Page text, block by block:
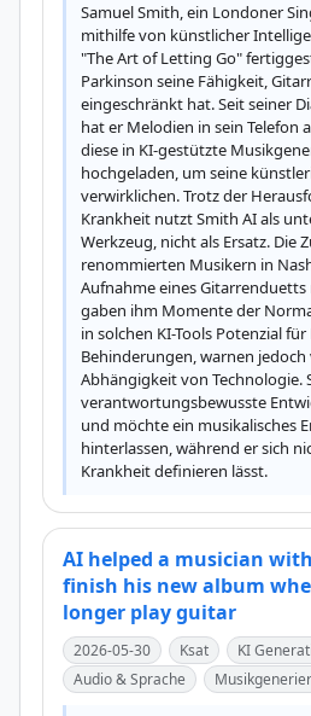
Samuel Smith, ein Londoner
mithilfe von künstlicher
"The Art of Letting Go"
Parkinson seine Fähigkeit,
eingeschränkt hat. Seit seiner
hat er Melodien in sein Telefon
diese in KI-gestützte
hochgeladen, um seine
verwirklichen. Trotz der
Krankheit nutzt Smith AI als
Werkzeug, nicht als Ersatz. Die
renommierten Musikern in
Aufnahme eines
gaben ihm Momente der
in solchen KI-Tools Potenzial
Behinderungen, warnen
Abhängigkeit von Technologie.
verantwortungsbewusste
und möchte ein musikalisches
hinterlassen, während er sich
Krankheit definieren lässt.
AI helped a musician
finish his new album
longer play guitar
2026-05-30 Ksat
KI
Audio & Sprache